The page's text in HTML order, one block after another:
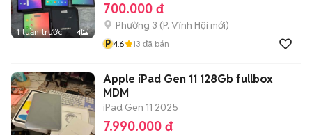
1 tuần trước 4
700.000 đ
Phường 3 (P. Vĩnh Hội mới)
P 4.6 13 đã bán
Apple iPad Gen 11 128Gb fullbox
MDM
iPad Gen 11 2025
7.990.000 đ